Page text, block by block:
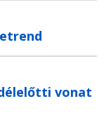
vonat